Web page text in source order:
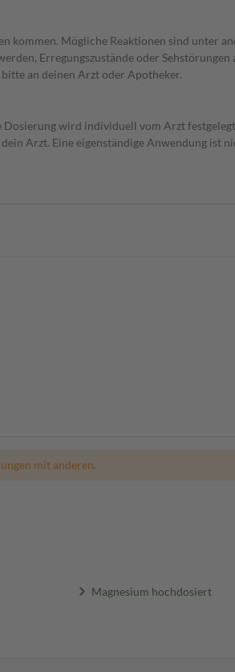
kommen. Mögliche Reaktionen sind unter
Erregungszustände oder
an deinen Arzt oder Apotheker.
wird individuell vom Arzt
Arzt. Eine eigenständige Anwendung ist
mit anderen.
Magnesium hochdosiert